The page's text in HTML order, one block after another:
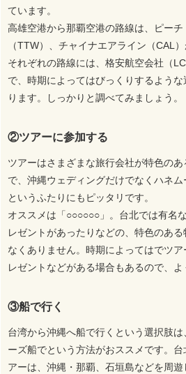
ています。
高雄空港から那覇空港の路線は、ピー
（TTW）、チャイナエアライン（CAL
それぞれの路線には、格安航空会社（
で、時期によってはびっくりするよう
ります。しっかりと調べてみましょう。
②ツアーに参加する
ツアーはさまざまな旅行会社が特色の
で、沖縄ウェディングだけでなくハネ
というふたりにもピッタリです。
オススメは「○○○○○○」。台北では有名
レゼントがあったりなどの、特色のあ
なくありません。時期によってはでツ
レゼントなどがある場合もあるので、よ
③船で行く
台湾から沖縄へ船で行くという選択肢
ーズ船でという方法がおススメです。
アーは、沖縄・那覇、石垣島などを周